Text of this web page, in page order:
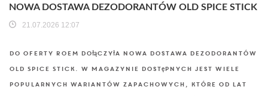
NOWA DOSTAWA DEZODORANTÓW OLD SPICE STICK
21.07.2026 12:07
Do oferty ROEM dołączyła nowa dostawa dezodorantów
Old Spice Stick . W magazynie dostępnych jest wiele
popularnych wariantów zapachowych, które od lat